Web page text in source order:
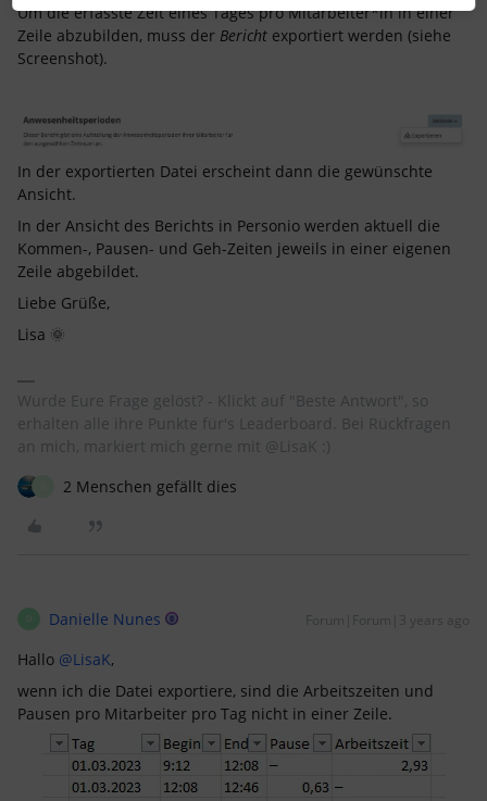
Um die erfasste Zeit eines Tages pro Mitarbeiter*in in einer
Zeile abzubilden, muss der Bericht exportiert werden (siehe
Screenshot).
In der exportierten Datei erscheint dann die gewünschte
Ansicht.
In der Ansicht des Berichts in Personio werden aktuell die
Kommen-, Pausen- und Geh-Zeiten jeweils in einer eigenen
Zeile abgebildet.
Liebe Grüße,
Lisa 🌞
Wurde Eure Frage gelöst? - Klickt auf "Beste Antwort", so
erhalten alle ihre Punkte für's Leaderboard. Bei Rückfragen
an mich, markiert mich gerne mit @LisaK :)
2 Menschen gefällt dies
Danielle Nunes Forum|Forum|3 years ago
Hallo @LisaK,
wenn ich die Datei exportiere, sind die Arbeitszeiten und
Pausen pro Mitarbeiter pro Tag nicht in einer Zeile.